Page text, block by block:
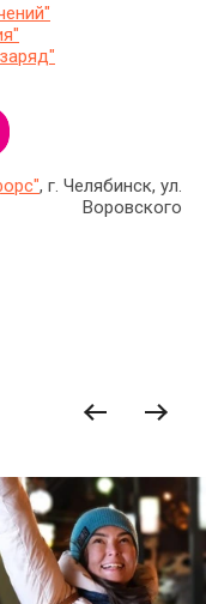
, г. Челябинск, ул.
Воровского